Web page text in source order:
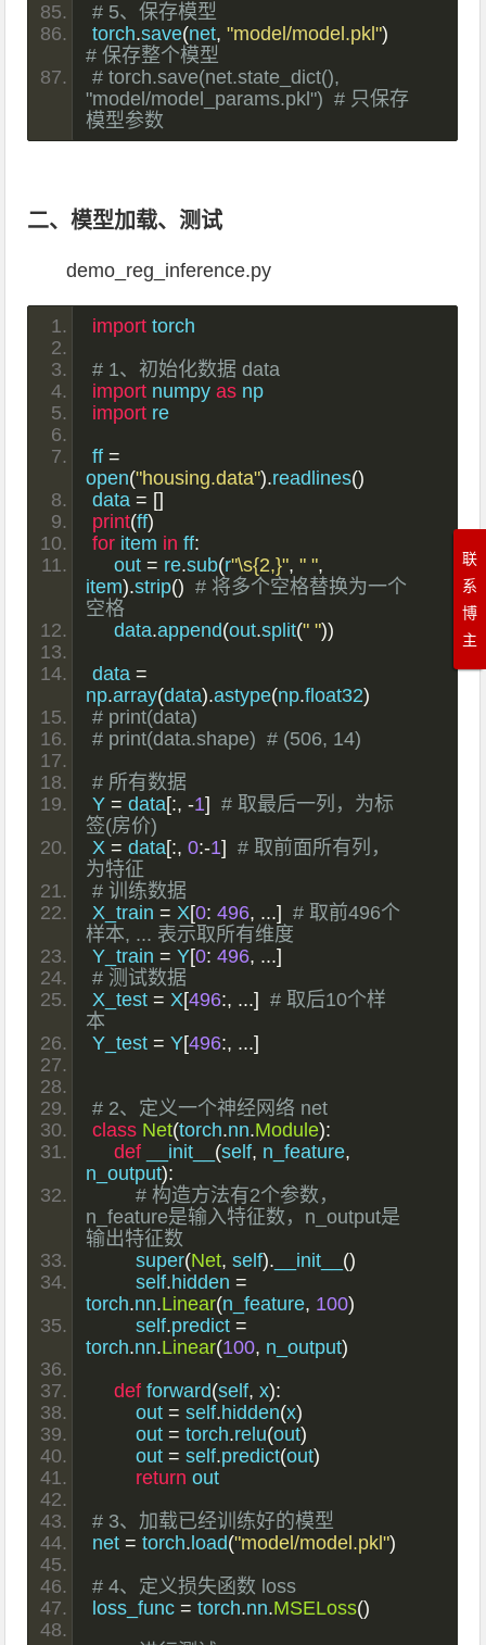
# 5、保存模型
torch.save(net, "model/model.pkl")
# 保存整个模型
# torch.save(net.state_dict(),
"model/model_params.pkl")  # 只保存
模型参数
二、模型加载、测试
demo_reg_inference.py
import torch
# 1、初始化数据 data
import numpy as np
import re
ff =
open("housing.data").readlines()
data = []
print(ff)
for item in ff:
    out
= re.sub(r"\s{2,}", " ",
item).strip() # 将多个空格替换为一个
空格
    data
.append(out.split(" "))
data =
np.array(data).astype(np.float32)
# print(data)
# print(data.shape)  # (506, 14)
# 所有数据
Y = data[:, -1]
# 取最后一列，为标
签(房价)
X = data[:, 0:-1]
# 取前面所有列，
为特征
# 训练数据
X_train = X[0: 496, ...]
# 取前496个
样本, ... 表示取所有维度
Y_train = Y[0: 496, ...]
# 测试数据
X_test = X[496:, ...]
# 取后10个样
本
Y_test = Y[496:, ...]
# 2、定义一个神经网络 net
class Net(torch.nn.Module):
def __init__ (self, n_feature,
n_output):
# 构造方法有2个参数，
n_feature是输入特征数，n_output是
输出特征数
        super
(Net, self). __init__ ()
        self
.hidden =
torch.nn.Linear(n_feature, 100)
        self
.predict =
torch.nn.Linear(100, n_output)
def forward(self, x):
        out
= self.hidden(x)
        out
= torch.relu(out)
        out
= self.predict(out)
return out
# 3、加载已经训练好的模型
net = torch. load("model/model.pkl")
# 4、定义损失函数 loss
loss_func = torch.nn.MSELoss()
联
系
博
主